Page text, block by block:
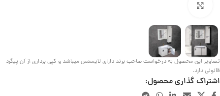
تصاویر این محصول به درخواست صاحب برند دارای لایسنس میباشد و کپی برداری از آن پیگرد
قانونی دارد.
اشتراک گذاری محصول: